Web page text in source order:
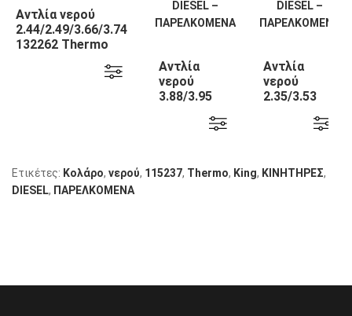
Αντλία νερού
2.44/2.49/3.66/3.74
132262 Thermo
Αντλία
νερού
3.88/3.95
Αντλία
νερού
2.35/3.53
Ετικέτες: Κολάρο, νερού, 115237, Thermo, King, KΙΝΗΤΗΡΕΣ,
DIESEL, ΠΑΡΕΛΚΟΜΕΝΑ